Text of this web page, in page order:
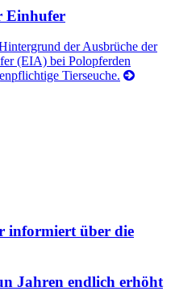
Einhufer
der Ausbrüche der
(EIA) bei Polopferden
Tierseuche.
informiert über die
Jahren endlich erhöht